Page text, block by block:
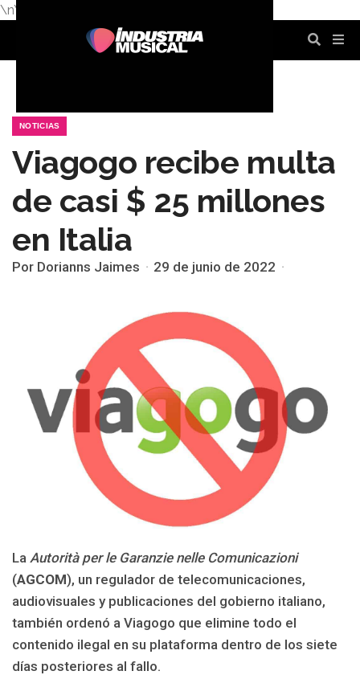
\n\n
NOTICIAS
Viagogo recibe multa
de casi $ 25 millones
en Italia
Por Dorianns Jaimes 29 de junio de 2022
La Autorità per le Garanzie nelle Comunicazioni
(AGCOM), un regulador de telecomunicaciones,
audiovisuales y publicaciones del gobierno italiano,
también ordenó a Viagogo que elimine todo el
contenido ilegal en su plataforma dentro de los siete
días posteriores al fallo.